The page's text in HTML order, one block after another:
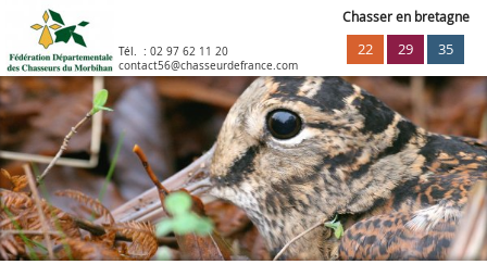
Tél. : 02 97 62 11 20
contact56@chasseurdefrance.com
Chasser en bretagne
22 29 35